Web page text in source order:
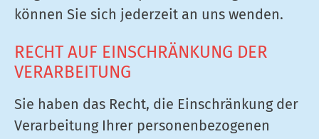
können Sie sich jederzeit an uns wenden.
RECHT AUF EINSCHRÄNKUNG DER
VERARBEITUNG
Sie haben das Recht, die Einschränkung der
Verarbeitung Ihrer personenbezogenen